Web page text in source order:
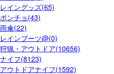
レイングッズ(65)
ポンチョ(43)
雨傘(22)
レインブーツ@(0)
狩猟・アウトドア(10656)
ナイフ(8123)
アウトドアナイフ(1592)